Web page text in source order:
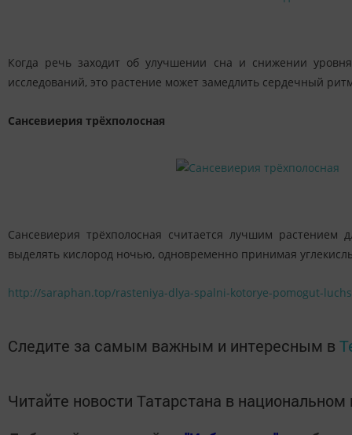
Когда речь заходит об улучшении сна и снижении
исследований, это растение может замедлить сердечный
Сансевиерия трёхполосная
Сансевиерия трёхполосная считается лучшим растением
выделять кислород ночью, одновременно принимая
http://saraphan.top/rasteniya-dlya-spalni-kotorye-pomogut-
Следите за самым важным и интересным в
Читайте новости Татарстана в